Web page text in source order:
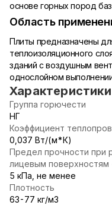
основе горных пород
Область
Плиты предназначены
теплоизоляционного
зданий с воздушным
однослойном
Характеристики
Группа горючести
НГ
Коэффициент
0,037 Вт/(м*К)
Предел прочности при
лицевым поверхностям
5 кПа, не менее
Плотность
63-77 кг/м3